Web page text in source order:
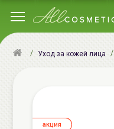
Уход за кожей лица
aкция